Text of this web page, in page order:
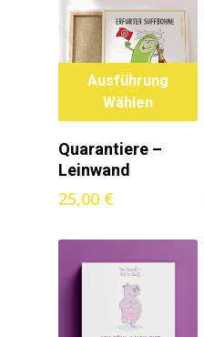
Ausführung
Wählen
Quarantiere –
Leinwand
25,00 €